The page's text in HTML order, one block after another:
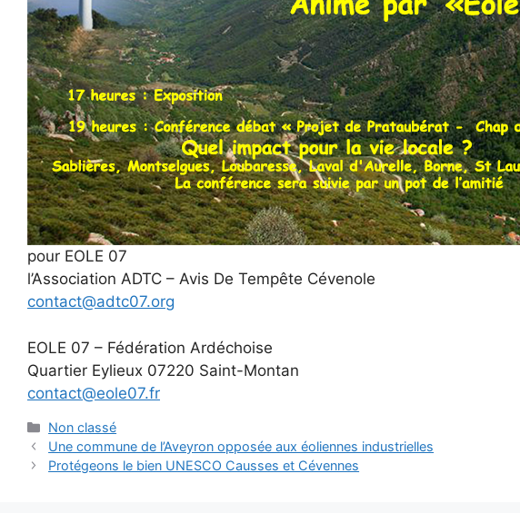
pour EOLE 07
l’Association ADTC – Avis De Tempête Cévenole
contact@adtc07.org
EOLE 07 – Fédération Ardéchoise
Quartier Eylieux 07220 Saint-Montan
contact@eole07.fr
Catégories
Non classé
Une commune de l’Aveyron opposée aux éoliennes industrielles
Protégeons le bien UNESCO Causses et Cévennes